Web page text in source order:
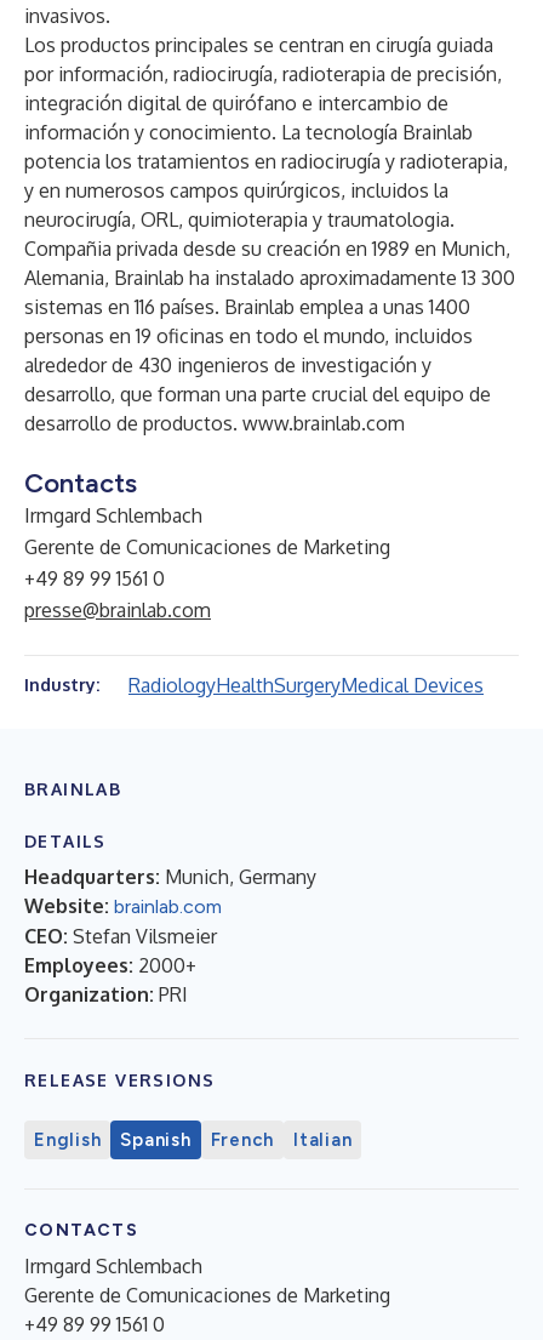
invasivos.
Los productos principales se centran en cirugía guiada
por información, radiocirugía, radioterapia de precisión,
integración digital de quirófano e intercambio de
información y conocimiento. La tecnología Brainlab
potencia los tratamientos en radiocirugía y radioterapia,
y en numerosos campos quirúrgicos, incluidos la
neurocirugía, ORL, quimioterapia y traumatologia.
Compañia privada desde su creación en 1989 en Munich,
Alemania, Brainlab ha instalado aproximadamente 13 300
sistemas en 116 países. Brainlab emplea a unas 1400
personas en 19 oficinas en todo el mundo, incluidos
alrededor de 430 ingenieros de investigación y
desarrollo, que forman una parte crucial del equipo de
desarrollo de productos. www.brainlab.com
Contacts
Irmgard Schlembach
Gerente de Comunicaciones de Marketing
+49 89 99 1561 0
presse@brainlab.com
Industry: RadiologyHealthSurgeryMedical Devices
BRAINLAB
DETAILS
Headquarters: Munich, Germany
Website: brainlab.com
CEO: Stefan Vilsmeier
Employees: 2000+
Organization: PRI
RELEASE VERSIONS
English Spanish French Italian
CONTACTS
Irmgard Schlembach
Gerente de Comunicaciones de Marketing
+49 89 99 1561 0